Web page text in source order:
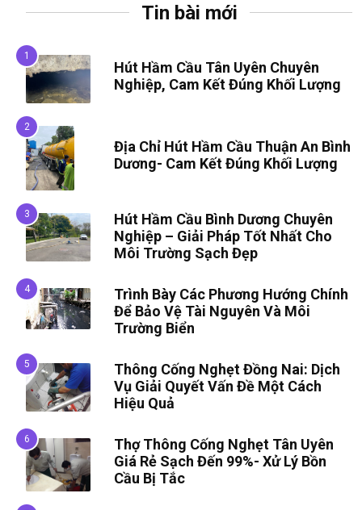
Tin bài mới
Hút Hầm Cầu Tân Uyên Chuyên
Nghiệp, Cam Kết Đúng Khối Lượng
Địa Chỉ Hút Hầm Cầu Thuận An Bình
Dương- Cam Kết Đúng Khối Lượng
Hút Hầm Cầu Bình Dương Chuyên
Nghiệp – Giải Pháp Tốt Nhất Cho
Môi Trường Sạch Đẹp
Trình Bày Các Phương Hướng Chính
Để Bảo Vệ Tài Nguyên Và Môi
Trường Biển
Thông Cống Nghẹt Đồng Nai: Dịch
Vụ Giải Quyết Vấn Đề Một Cách
Hiệu Quả
Thợ Thông Cống Nghẹt Tân Uyên
Giá Rẻ Sạch Đến 99%- Xử Lý Bồn
Cầu Bị Tắc